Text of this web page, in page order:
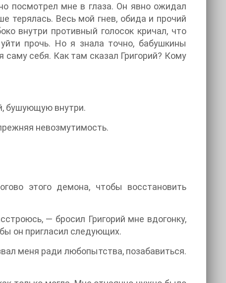
посмотрел мне в глаза. Он явно ожидал
терялась. Весь мой гнев, обида и прочий
внутри противный голосок кричал, что
прочь. Но я знала точно, бабушкины
себя. Как там сказал Григорий? Кому
бушующую внутри.
невозмутимость.
этого демона, чтобы восстановить
— бросил Григорий мне вдогонку,
он пригласил следующих.
меня ради любопытства, позабавиться.